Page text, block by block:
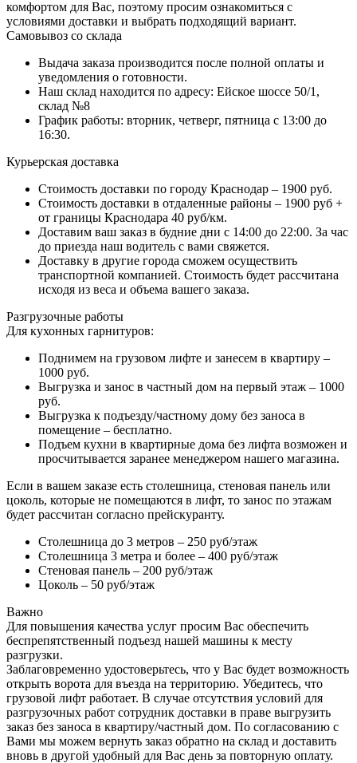
комфортом для Вас, поэтому просим ознакомиться с
условиями доставки и выбрать подходящий вариант.
Самовывоз со склада
Выдача заказа производится после полной оплаты и
уведомления о готовности.
Наш склад находится по адресу: Ейское шоссе 50/1,
склад №8
График работы: вторник, четверг, пятница с 13:00 до
16:30.
Курьерская доставка
Стоимость доставки по городу Краснодар – 1900 руб.
Стоимость доставки в отдаленные районы – 1900 руб +
от границы Краснодара 40 руб/км.
Доставим ваш заказ в будние дни с 14:00 до 22:00. За час
до приезда наш водитель с вами свяжется.
Доставку в другие города сможем осуществить
транспортной компанией. Стоимость будет рассчитана
исходя из веса и объема вашего заказа.
Разгрузочные работы
Для кухонных гарнитуров:
Поднимем на грузовом лифте и занесем в квартиру –
1000 руб.
Выгрузка и занос в частный дом на первый этаж – 1000
руб.
Выгрузка к подъезду/частному дому без заноса в
помещение – бесплатно.
Подъем кухни в квартирные дома без лифта возможен и
просчитывается заранее менеджером нашего магазина.
Если в вашем заказе есть столешница, стеновая панель или
цоколь, которые не помещаются в лифт, то занос по этажам
будет рассчитан согласно прейскуранту.
Столешница до 3 метров – 250 руб/этаж
Столешница 3 метра и более – 400 руб/этаж
Стеновая панель – 200 руб/этаж
Цоколь – 50 руб/этаж
Важно
Для повышения качества услуг просим Вас обеспечить
беспрепятственный подъезд нашей машины к месту
разгрузки.
Заблаговременно удостоверьтесь, что у Вас будет возможность
открыть ворота для въезда на территорию. Убедитесь, что
грузовой лифт работает. В случае отсутствия условий для
разгрузочных работ сотрудник доставки в праве выгрузить
заказ без заноса в квартиру/частный дом. По согласованию с
Вами мы можем вернуть заказ обратно на склад и доставить
вновь в другой удобный для Вас день за повторную оплату.